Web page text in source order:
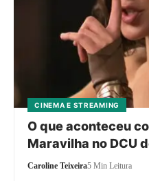
CINEMA E STREAMING
O que aconteceu
Maravilha no DCU
Caroline Teixeira5 Min Leitura